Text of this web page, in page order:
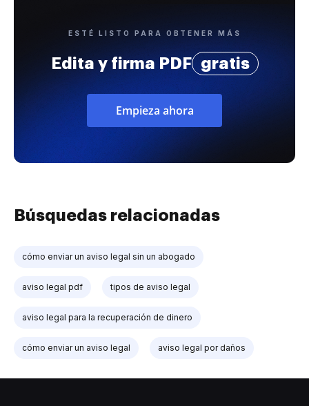
ESTÉ LISTO PARA OBTENER MÁS
Edita y firma PDF gratis
Empieza ahora
Búsquedas relacionadas
cómo enviar un aviso legal sin un abogado
aviso legal pdf tipos de aviso legal
aviso legal para la recuperación de dinero
cómo enviar un aviso legal aviso legal por daños